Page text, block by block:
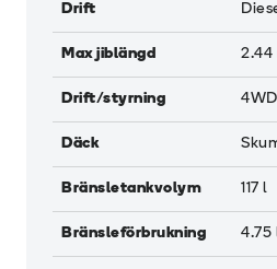
Drift
Max jiblängd 2.44
Drift/styrning
Däck
Bränsletankvolym 117 l
Bränsleförbrukning 4.75